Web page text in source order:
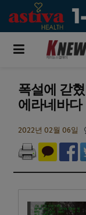
폭설에 갇
에라네바다
2022년 02월 06일